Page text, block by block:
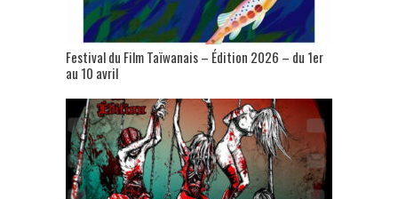
Festival du Film Taïwanais – Édition 2026 – du 1er
au 10 avril